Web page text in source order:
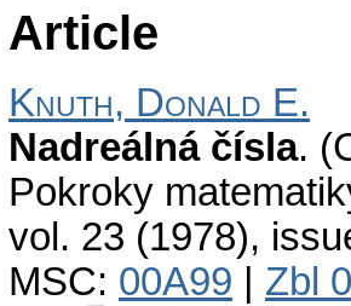
Article
Knuth, Donald E.
Nadreálná čísla.
Pokroky
vol. 23 (1978),
MSC: 00A99 Zbl